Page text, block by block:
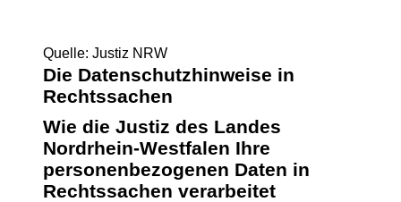
Quelle: Justiz NRW
Die Datenschutzhinweise in
Rechtssachen
Wie die Justiz des Landes
Nordrhein-Westfalen Ihre
personenbezogenen Daten in
Rechtssachen verarbeitet